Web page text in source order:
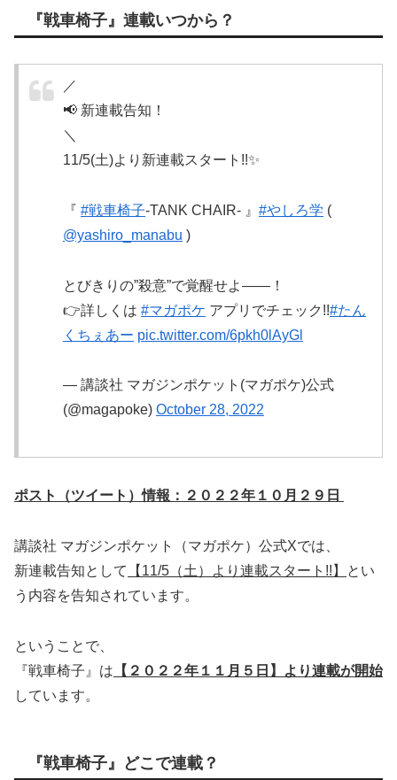
『戦車椅子』連載いつから？
／
📢 新連載告知！
＼
11/5(土)より新連載スタート!!✨
『 #戦車椅子-TANK CHAIR- 』 #やしろ学 (
@yashiro_manabu )
とびきりの”殺意”で覚醒せよ――！
👉詳しくは #マガポケ アプリでチェック!!#たん
くちぇあー pic.twitter.com/6pkh0lAyGl
— 講談社 マガジンポケット(マガポケ)公式
(@magapoke) October 28, 2022
ポスト（ツイート）情報：２０２２年１０月２９日
講談社 マガジンポケット（マガポケ）公式Xでは、
新連載告知として
【11/5（土）より連載スタート!!】
とい
う内容を告知されています。
ということで、
『戦車椅子』は 【２０２２年１１月５日】より連載が開始
しています。
『戦車椅子』どこで連載？